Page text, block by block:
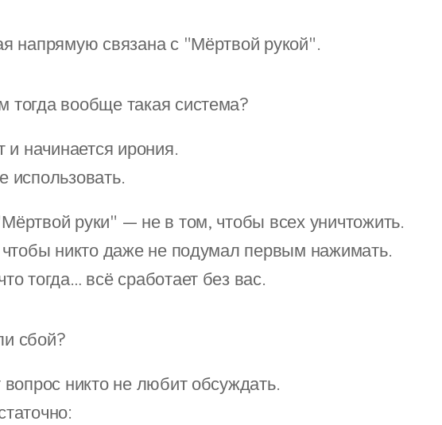
напрямую связана с "Мёртвой рукой".
тогда вообще такая система?
и начинается ирония.
использовать.
руки" — не в том, чтобы всех уничтожить.
никто даже не подумал первым нажимать.
тогда… всё сработает без вас.
сбой?
вопрос никто не любит обсуждать.